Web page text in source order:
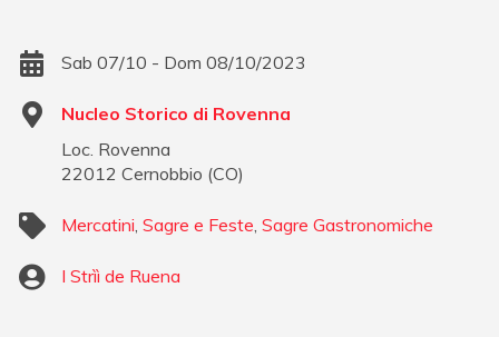
Sab 07/10 - Dom 08/10/2023
Nucleo Storico di Rovenna
Loc. Rovenna
22012 Cernobbio (CO)
Mercatini Sagre e Feste Sagre Gastronomiche
I Strìì de Ruena